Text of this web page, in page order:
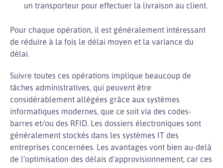
un transporteur pour effectuer la livraison au client.
Pour chaque opération, il est généralement intéressant
de réduire à la fois le délai moyen et la variance du
délai.
Suivre toutes ces opérations implique beaucoup de
tâches administratives, qui peuvent être
considérablement allégées grâce aux systèmes
informatiques modernes, que ce soit via des codes-
barres et/ou des RFID. Les dossiers électroniques sont
généralement stockés dans les systèmes IT des
entreprises concernées. Les avantages vont bien au-delà
de l’optimisation des délais d’approvisionnement, car ces